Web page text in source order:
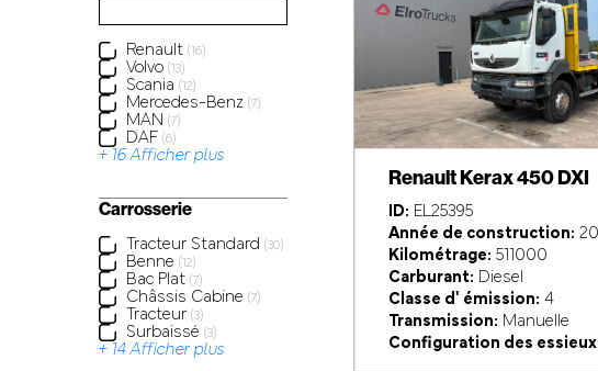
Renault (16)
Volvo (13)
Scania (12)
Mercedes-Benz (7)
MAN (7)
DAF (6)
+ 16 Afficher plus
Carrosserie
Tracteur Standard (30)
Benne (12)
Bac Plat (7)
Châssis Cabine (7)
Tracteur (3)
Surbaissé (3)
+ 14 Afficher plus
Renault Kerax 450 DXI
ID: EL25395
Année de construction:
Kilométrage: 511000
Carburant: Diesel
Classe d' émission: 4
Transmission: Manuelle
Configuration des